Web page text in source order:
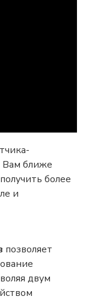
Вам ближе
более
и
позволяет
двум